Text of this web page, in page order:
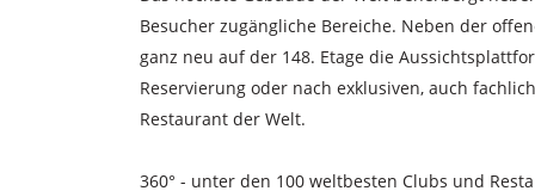
Besucher zugängliche Bereiche. Neben der
ganz neu auf der 148. Etage die
Reservierung oder nach exklusiven, auch
Restaurant der Welt.
360° - unter den 100 weltbesten Clubs und